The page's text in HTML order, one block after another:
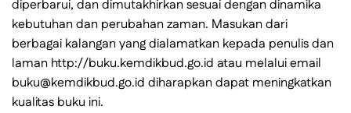
diperbarui, dan dimutakhirkan sesuai dengan dinamika
kebutuhan dan perubahan zaman. Masukan dari
berbagai kalangan yang dialamatkan kepada penulis dan
laman http://buku.kemdikbud.go.id atau melalui email
buku@kemdikbud.go.id diharapkan dapat meningkatkan
kualitas buku ini.